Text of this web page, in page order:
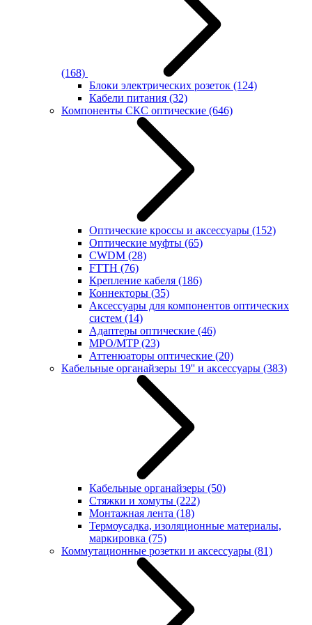
(168)
Блоки электрических розеток (124)
Кабели питания (32)
Компоненты СКС оптические (646)
Оптические кроссы и аксессуары (152)
Оптические муфты (65)
CWDM (28)
FTTH (76)
Крепление кабеля (186)
Коннекторы (35)
Аксессуары для компонентов оптических
систем (14)
Адаптеры оптические (46)
MPO/MTP(23)
Аттенюаторы оптические (20)
Кабельные органайзеры 19'' и аксессуары (383)
Кабельные органайзеры (50)
Стяжки и хомуты (222)
Монтажная лента (18)
Термоусадка, изоляционные материалы,
маркировка (75)
Коммутационные розетки и аксессуары (81)